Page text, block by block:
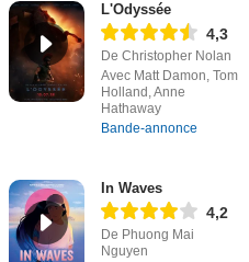
L'Odyssée
4,3
De Christopher Nolan
Avec Matt Damon, Tom
Holland, Anne
Hathaway
Bande-annonce
In Waves
4,2
De Phuong Mai
Nguyen